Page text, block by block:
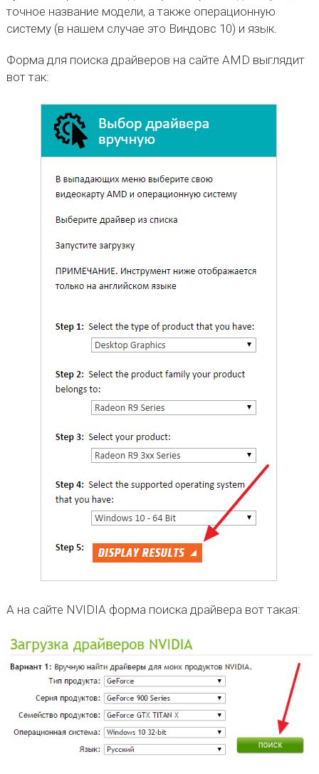
точное название модели, а также операционную
систему (в нашем случае это Виндовс 10) и язык.
Форма для поиска драйверов на сайте AMD выглядит
вот так:
А на сайте NVIDIA форма поиска драйвера вот такая: